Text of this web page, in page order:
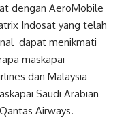
dengan AeroMobile
Indosat yang telah
dapat menikmati
maskapai
dan Malaysia
Saudi Arabian
Airways.